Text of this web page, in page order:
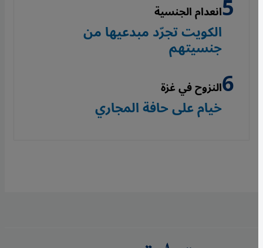
انعدام الجنسية
الكويت تجرّد مبدعيها من
جنسيتهم
النزوح في غزة
خيام على حافة المجاري